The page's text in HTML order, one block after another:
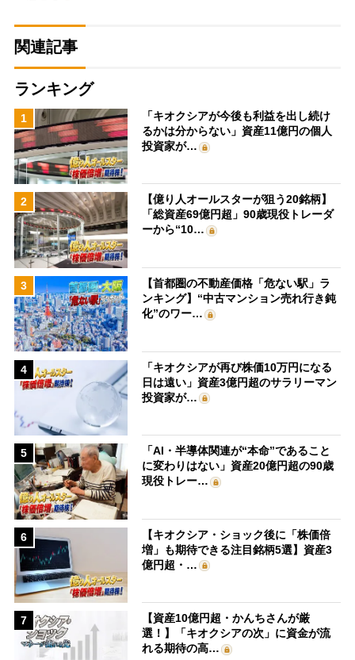
関連記事
ランキング
1
「キオクシアが今後も利益を出し続け
るかは分からない」資産11億円の個人
投資家が…
2
【億り人オールスターが狙う20銘柄】
「総資産69億円超」90歳現役トレーダ
ーから“10…
3
【首都圏の不動産価格「危ない駅」ラ
ンキング】“中古マンション売れ行き鈍
化”のワー…
4
「キオクシアが再び株価10万円になる
日は遠い」資産3億円超のサラリーマン
投資家が…
5
「AI・半導体関連が“本命”であること
に変わりはない」資産20億円超の90歳
現役トレー…
6
【キオクシア・ショック後に「株価倍
増」も期待できる注目銘柄5選】資産3
億円超・…
7
【資産10億円超・かんちさんが厳
選！】「キオクシアの次」に資金が流
れる期待の高…